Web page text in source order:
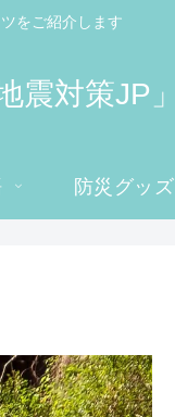
をご紹介します
震対策JP」
防災グッズ